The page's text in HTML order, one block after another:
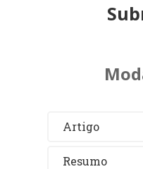
Artigo
Resumo